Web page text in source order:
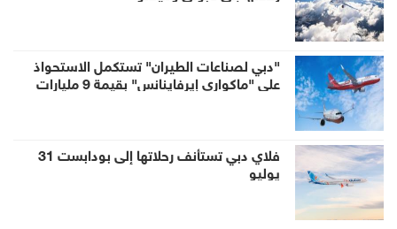
"دبي لصناعات الطيران" تستكمل الاستحواذ
على "ماكواري إيرفاينانس" بقيمة 9 مليارات
دولار
فلاي دبي تستأنف رحلاتها إلى بودابست 31
يوليو